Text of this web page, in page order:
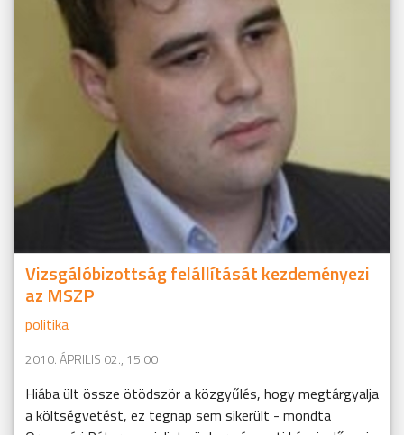
Vizsgálóbizottság felállítását kezdeményezi
az MSZP
politika
2010. ÁPRILIS 02., 15:00
Hiába ült össze ötödször a közgyűlés, hogy megtárgyalja
a költségvetést, ez tegnap sem sikerült - mondta